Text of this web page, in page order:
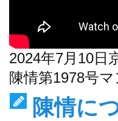
2024年7月10日
陳情第1978号
陳情に